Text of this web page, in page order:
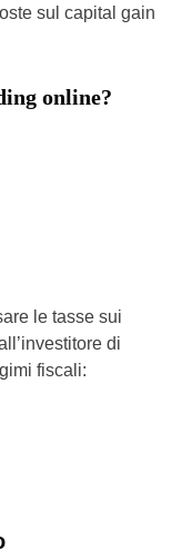
sul capital gain
online?
le tasse sui
di
fiscali: